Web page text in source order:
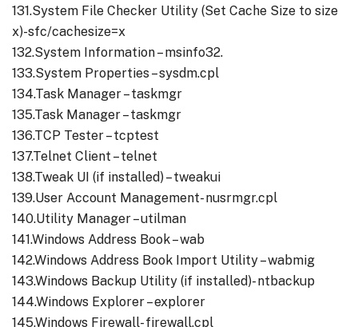
131.System File Checker Utility (Set Cache Size to size
x)-sfc/cachesize=x
132.System Information – msinfo32.
133.System Properties – sysdm.cpl
134.Task Manager – taskmgr
135.Task Manager – taskmgr
136.TCP Tester – tcptest
137.Telnet Client – telnet
138.Tweak UI (if installed) – tweakui
139.User Account Management- nusrmgr.cpl
140.Utility Manager – utilman
141.Windows Address Book – wab
142.Windows Address Book Import Utility – wabmig
143.Windows Backup Utility (if installed)- ntbackup
144.Windows Explorer – explorer
145.Windows Firewall- firewall.cpl